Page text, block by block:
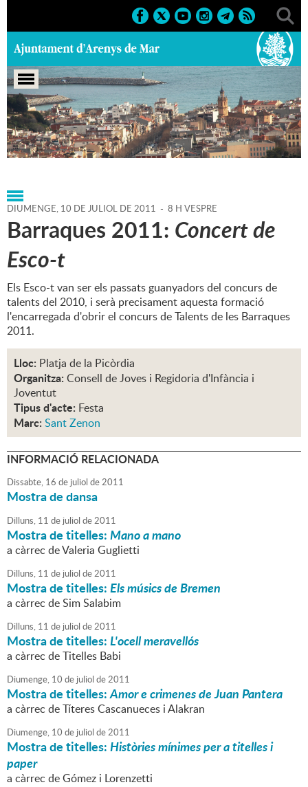
Portada > Agenda > 10-07-
2011 > Marcs > Culturals > 2011 > Sant Zenon
DIUMENGE, 10 DE JULIOL DE 2011 - 8 H VESPRE
Barraques 2011: Concert de
Esco-t
Els Esco-t van ser els passats guanyadors del concurs de
talents del 2010, i serà precisament aquesta formació
l'encarregada d'obrir el concurs de Talents de les Barraques
2011.
Lloc: Platja de la Picòrdia
Organitza: Consell de Joves i Regidoria d'Infància i
Joventut
Tipus d'acte: Festa
Marc: Sant Zenon
INFORMACIÓ RELACIONADA
Dissabte, 16 de juliol de2011
Mostra de dansa
Dilluns, 11 de juliol de2011
Mostra de titelles:Mano a mano
a càrrec de Valeria Guglietti
Dilluns, 11 de juliol de2011
Mostra de titelles:Els músics de Bremen
a càrrec de Sim Salabim
Dilluns, 11 de juliol de2011
Mostra de titelles:L'ocell meravellós
a càrrec de Titelles Babi
Diumenge, 10 de juliol de2011
Mostra de titelles:Amor e crimenes de Juan Pantera
a càrrec de Títeres Cascanueces i Alakran
Diumenge, 10 de juliol de2011
Mostra de titelles:Històries mínimes per a titelles i
paper
a càrrec de Gómez i Lorenzetti